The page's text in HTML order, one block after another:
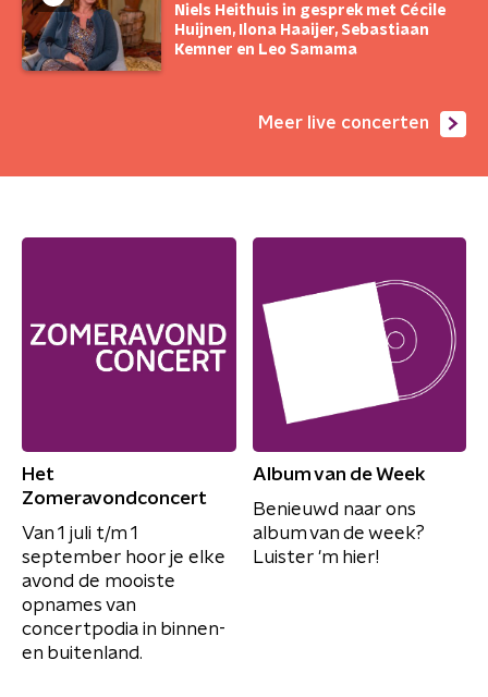
Niels Heithuis in gesprek met Cécile
Huijnen, Ilona Haaijer, Sebastiaan
Kemner en Leo Samama
Meer live concerten
Het
Zomeravondconcert
Van 1 juli t/m 1
september hoor je elke
avond de mooiste
opnames van
concertpodia in binnen-
en buitenland.
Album van de Week
Benieuwd naar ons
album van de week?
Luister 'm hier!